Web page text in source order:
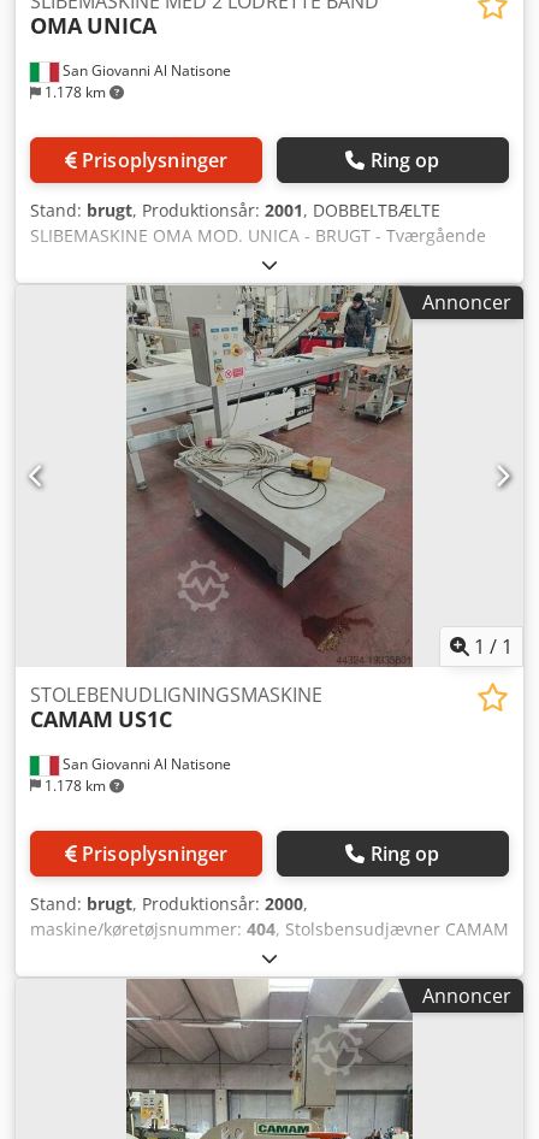
San Giovanni Al Natisone
1.178 km
OMA UNICA
Prisoplysninger Ring op
Stand: brugt, Produktionsår: 2001, DOBBELTBÆLTE
SLIBEMASKINE OMA MOD. UNICA - BRUGT - Tværgående
slibning på to sider af lige eller formede/bøjede emner - 2
stk. båndslibemotorer à 7,5 hk hver - 2 stk. slibebånd
3700x90 mm - Automatisk fremføringshastighed 4-20
m/min - Min. emnelængde: 320 mm - Max. emnehøjde: 130
mm - CE-mærket, årgang 2001 Crjdsmxkr Depfx Ahmef
Annoncer
1 / 1
San Giovanni Al Natisone
1.178 km
STOLEBENUDLIGNINGSMASKINE
CAMAM US1C
Prisoplysninger Ring op
Stand: brugt, Produktionsår: 2000,
maskine/køretøjsnummer: 404, Stolsbensudjævner CAMAM
model US1C - CE-godkendt - brugt - Serienr. 404
Crjdpowrcx Hefx Ahmof - År 2000
Annoncer